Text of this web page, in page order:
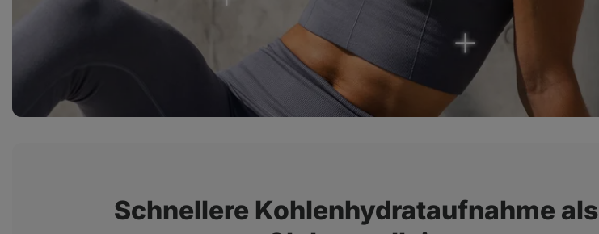
Schnellere Kohlenhydrataufnahme als